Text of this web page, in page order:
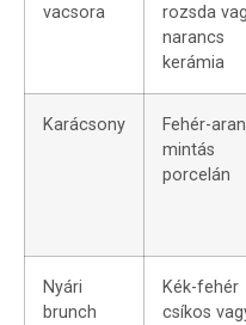
vacsora
rozsda
narancs
kerámia
Karácsony
Fehér-
mintás
porcelán
Nyári
brunch
Kék-fehér
csíkos